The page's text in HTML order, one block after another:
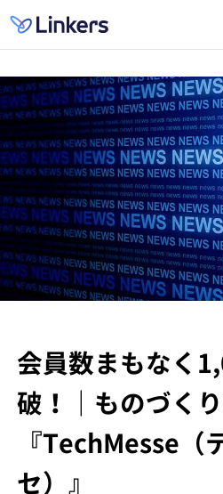
会員数まもなく
破！｜ものづく
『TechMesse（
セ）』